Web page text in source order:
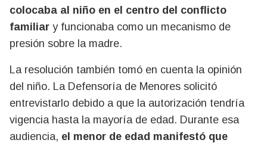
colocaba al niño en el centro del conflicto
familiar y funcionaba como un mecanismo de
presión sobre la madre.
La resolución también tomó en cuenta la opinión
del niño. La Defensoría de Menores solicitó
entrevistarlo debido a que la autorización tendría
vigencia hasta la mayoría de edad. Durante esa
audiencia, el menor de edad manifestó que